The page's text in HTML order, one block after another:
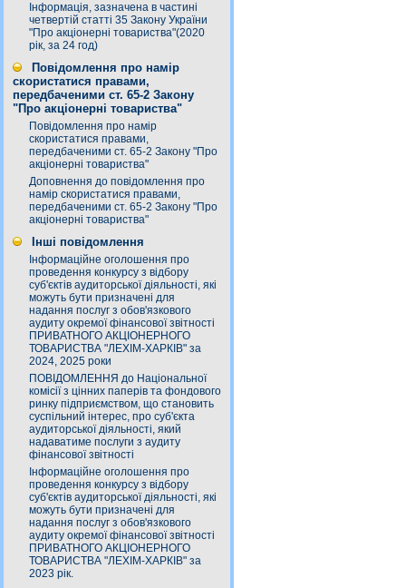
Інформація, зазначена в частині
четвертій статті 35 Закону України
"Про акціонерні товариства"(2020
рік, за 24 год)
Повідомлення про намір
скористатися правами,
передбаченими ст. 65-2 Закону
"Про акціонерні товариства"
Повідомлення про намір
скористатися правами,
передбаченими ст. 65-2 Закону "Про
акціонерні товариства"
Доповнення до повідомлення про
намір скористатися правами,
передбаченими ст. 65-2 Закону "Про
акціонерні товариства"
Інші повідомлення
Інформаційне оголошення про
проведення конкурсу з відбору
суб'єктів аудиторської діяльності, які
можуть бути призначені для
надання послуг з обов'язкового
аудиту окремої фінансової звітності
ПРИВАТНОГО АКЦІОНЕРНОГО
ТОВАРИСТВА "ЛЕХІМ-ХАРКІВ" за
2024, 2025 роки
ПОВІДОМЛЕННЯ до Національної
комісії з цінних паперів та фондового
ринку підприємством, що становить
суспільний інтерес, про суб'єкта
аудиторської діяльності, який
надаватиме послуги з аудиту
фінансової звітності
Інформаційне оголошення про
проведення конкурсу з відбору
суб'єктів аудиторської діяльності, які
можуть бути призначені для
надання послуг з обов'язкового
аудиту окремої фінансової звітності
ПРИВАТНОГО АКЦІОНЕРНОГО
ТОВАРИСТВА "ЛЕХІМ-ХАРКІВ" за
2023 рік.